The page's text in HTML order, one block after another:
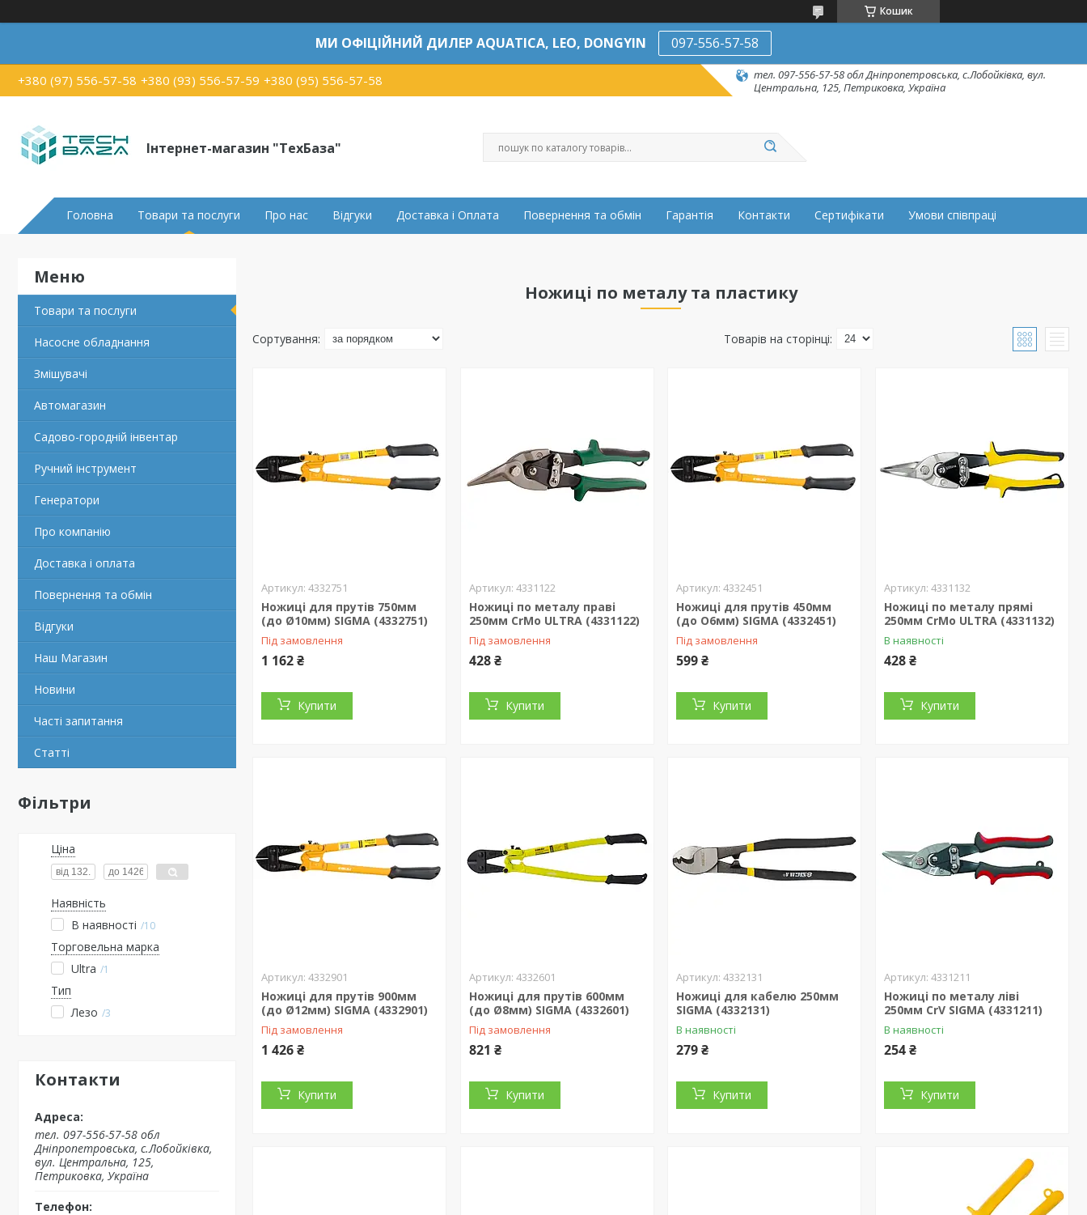
Кошик
МИ ОФІЦІЙНИЙ ДИЛЕР AQUATICA, LEO, DONGYIN 097-556-57-58
+380 (97) 556-57-58 +380 (93) 556-57-59 +380 (95) 556-57-58
тел. 097-556-57-58 обл Дніпропетровська, с.Лобойківка, вул.
Центральна, 125, Петриковка, Україна
Інтернет-магазин "ТехБаза"
Головна Товари та послуги Про нас Відгуки Доставка і Оплата Повернення та обмін Гарантія Контакти Сертифікати Умови співпраці
Товари та послуги
Насосне обладнання
Змішувачі
Автомагазин
Садово-городній інвентар
Ручний інструмент
Генератори
Про компанію
Доставка і оплата
Повернення та обмін
Відгуки
Наш Магазин
Новини
Часті запитання
Статті
Фільтри
Ціна
Наявність
В наявності
10
Торговельна марка
Ultra
1
Тип
Лезо 3
Контакти
тел. 097-556-57-58 обл
Дніпропетровська, с.Лобойківка,
вул. Центральна, 125,
Петриковка, Україна
Ножиці по металу та пластику
4332751
Ножиці для прутів 750мм
(до Ø10мм) SIGMA (4332751)
Під замовлення
1 162 ₴
Купити
4331122
Ножиці по металу праві
250мм CrMo ULTRA (4331122)
Під замовлення
428 ₴
Купити
4332451
Ножиці для прутів 450мм
(до О6мм) SIGMA (4332451)
Під замовлення
599 ₴
Купити
4331132
Ножиці по металу прямі
250мм CrMo ULTRA (4331132)
В наявності
428 ₴
Купити
4332901
Ножиці для прутів 900мм
(до Ø12мм) SIGMA (4332901)
Під замовлення
1 426 ₴
Купити
4332601
Ножиці для прутів 600мм
(до Ø8мм) SIGMA (4332601)
Під замовлення
821 ₴
Купити
4332131
Ножиці для кабелю 250мм
SIGMA (4332131)
В наявності
279 ₴
Купити
4331211
Ножиці по металу ліві
250мм CrV SIGMA (4331211)
В наявності
254 ₴
Купити